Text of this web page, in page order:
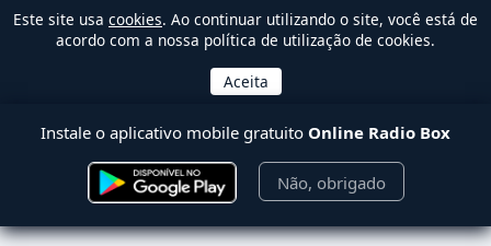
Este site usa cookies. Ao continuar utilizando o site, você está de
acordo com a nossa política de utilização de cookies.
Instale o aplicativo mobile gratuito Online Radio Box
Não, obrigado